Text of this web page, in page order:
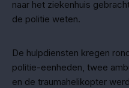
naar het ziekenhuis
de politie weten.
De hulpdiensten kregen
politie-eenheden, twee
en de traumahelikopter